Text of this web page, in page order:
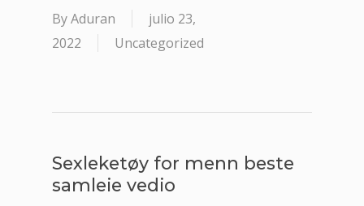
ByAduran
julio 23,
2022
Uncategorized
Sexleketøy for menn beste
samleie vedio